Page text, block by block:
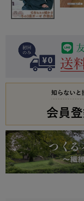
春
売れ筋ランキング
すべ
目的
上着単品
ズボン単品